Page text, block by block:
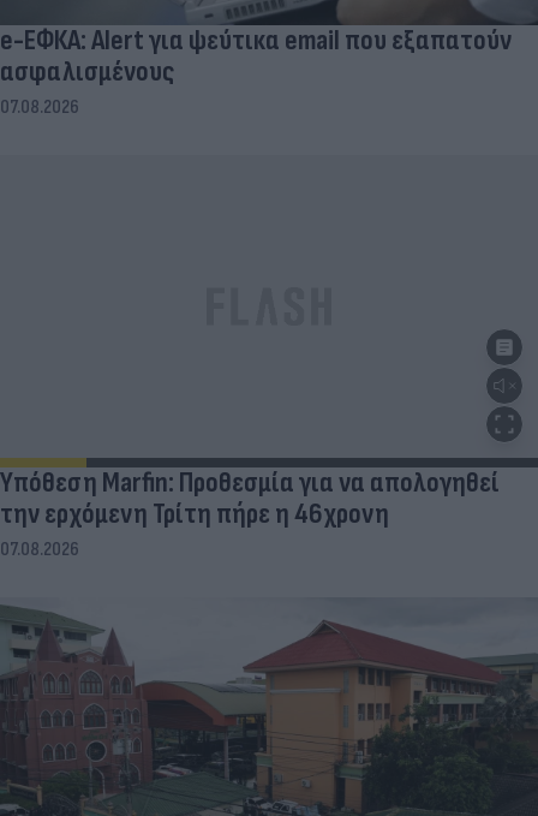
e-ΕΦΚΑ: Alert για ψεύτικα email που εξαπατούν
ασφαλισμένους
07.08.2026
Υπόθεση Marfin: Προθεσμία για να απολογηθεί
την ερχόμενη Τρίτη πήρε η 46χρονη
07.08.2026